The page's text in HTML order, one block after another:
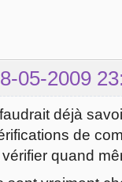
05-2009
déjà
de
vérifier quand